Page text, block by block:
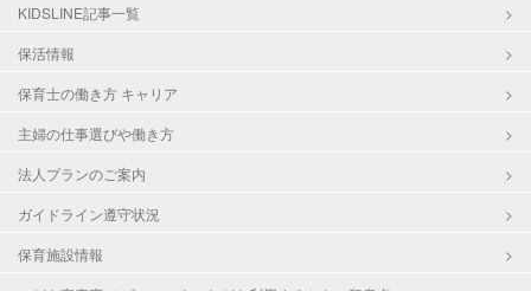
KIDSLINE記事一覧
保活情報
保育士の働き方 キャリア
主婦の仕事選びや働き方
法人プランのご案内
ガイドライン遵守状況
保育施設情報